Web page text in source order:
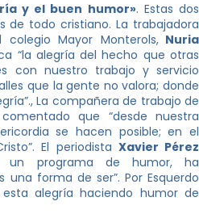
y el buen humor». Estas dos
de todo cristiano. La trabajadora
Mayor Monterols,Nuria
“la alegría del hecho que otras
con nuestro trabajo y servicio
que la gente no valora; donde
La compañera de trabajo de
que “desde nuestra
se hacen posible; en el
El periodista Xavier Pérez
programa de humor, ha
una forma de ser”. Por Esquerdo
alegría haciendo humor de